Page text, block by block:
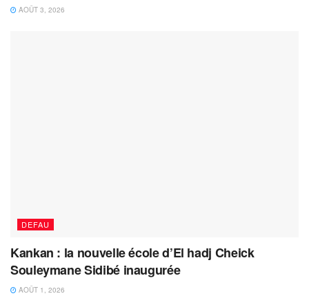
AOÛT 3, 2026
DEFAU
Kankan : la nouvelle école d’El hadj Cheick
Souleymane Sidibé inaugurée
AOÛT 1, 2026